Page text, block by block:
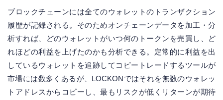
ブロックチェーンには全てのウォレットのトランザクション
履歴が記録される。そのためオンチェーンデータを加工・分
析すれば、どのウォレットがいつ何のトークンを売買し、ど
れほどの利益を上げたのかも分析できる。定常的に利益を出
しているウォレットを追跡してコピートレードするツールが
市場には数多くあるが、LOCKONではそれを無数のウォレッ
トアドレスからコピーし、最もリスクが低くリターンが期待